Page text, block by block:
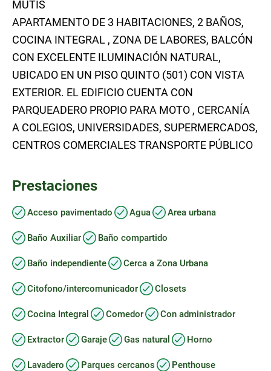
MUTIS
APARTAMENTO DE 3 HABITACIONES, 2 BAÑOS,
COCINA INTEGRAL , ZONA DE LABORES, BALCÓN
CON EXCELENTE ILUMINACIÓN NATURAL,
UBICADO EN UN PISO QUINTO (501) CON VISTA
EXTERIOR. EL EDIFICIO CUENTA CON
PARQUEADERO PROPIO PARA MOTO , CERCANÍA
A COLEGIOS, UNIVERSIDADES, SUPERMERCADOS,
CENTROS COMERCIALES TRANSPORTE PÚBLICO
Prestaciones
Acceso pavimentado Agua Area urbana
Baño Auxiliar Baño compartido
Baño independiente Cerca a Zona Urbana
Citofono/intercomunicador Closets
Cocina Integral Comedor Con administrador
Extractor Garaje Gas natural Horno
Lavadero Parques cercanos Penthouse